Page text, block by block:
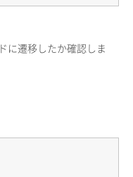
に遷移したか確認しま